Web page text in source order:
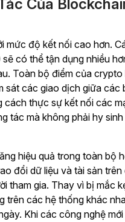
Của
mức độ kết nối cao hơn.
có thể tận dụng nhiều
Toàn bộ điểm của
các giao dịch giữa các
cách thực sự kết nối các
tác mà không phải hy
hiệu quả trong toàn bộ
đổi dữ liệu và tài sản
tham gia. Thay vì bị mắc
trên các hệ thống khác
Khi các công nghệ